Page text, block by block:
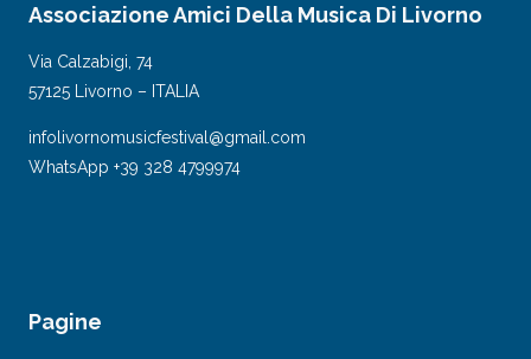
Associazione Amici Della Musica Di Livorno
Via Calzabigi, 74
57125 Livorno – ITALIA
infolivornomusicfestival@gmail.com
WhatsApp +39 328 4799974
Pagine